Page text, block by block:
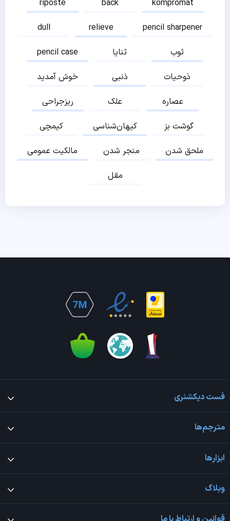
riposte
back
kompromat
dull
relieve
pencil sharpener
pencil case
ثنایا
ثوب
خوش آمدید
ذنبی
ذوحیات
ریزجراحی
علک
عصاره
کیمچی
کیهان‌شناسی
گوشت بز
مالکیت عمومی
منجر شدن
ملحق شدن
مقل
فست دیکشنری
مترجم‌ها
ابزارها
وبلاگ